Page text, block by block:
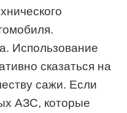
Использование
сказаться на
сажи. Если
АЗС, которые